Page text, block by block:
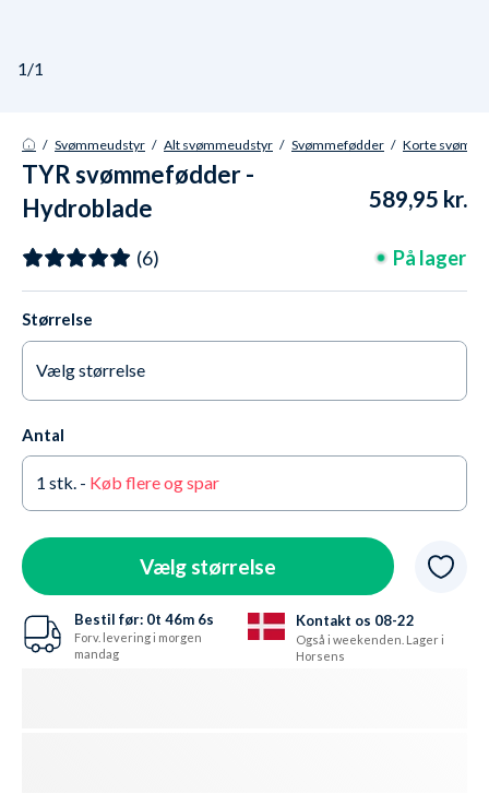
1/1
/ Svømmeudstyr / Alt svømmeudstyr / Svømmefødder / Korte
TYR svømmefødder -
Hydroblade
589,95 kr.
(6) På lager
Størrelse
Vælg størrelse
Large (41-42,5) Rød På lager
X-Large (44-45) Blå På lager
Antal
1 stk. - Køb flere og spar
Vælg størrelse
Bestil før: 0t46m 4s
Forv. levering i morgen
mandag
Kontakt os 08-22
Også i weekenden. Lager i
Horsens